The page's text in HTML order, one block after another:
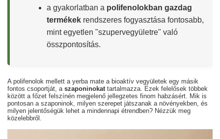
a gyakorlatban a polifenolokban gazdag
termékek rendszeres fogyasztása fontosabb,
mint egyetlen "szupervegyületre" való
összpontosítás.
A polifenolok mellett a yerba mate a bioaktív vegyületek egy másik
fontos csoportját, a szaponinokat tartalmazza. Ezek felelősek többek
között a főzet felszínén megjelenő jellegzetes finom habzásért. Mik is
pontosan a szaponinok, milyen szerepet játszanak a növényekben, és
milyen jelentőségük lehet a mindennapi étrendben? Nézzük meg
közelebbről.